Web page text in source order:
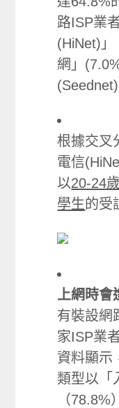
路ISP業
(HiNet)」
網」
根據交叉
電信
以20-24歲
學生的受
上網時會
有裝設網
家ISP業
資料顯示
類型以「
（